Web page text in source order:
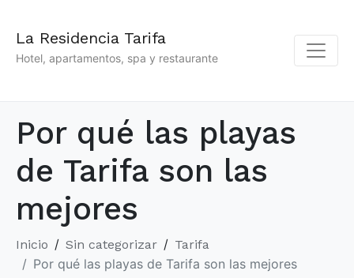
La Residencia Tarifa
Hotel, apartamentos, spa y restaurante
Por qué las playas
de Tarifa son las
mejores
Inicio Sin categorizar Tarifa
Por qué las playas de Tarifa son las mejores